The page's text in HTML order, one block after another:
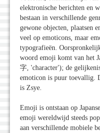
elektronische berichten en
bestaan in verschillende
gewone objecten, plaatsen
veel op emoticons, maar
typografieën.
woord emoji komt van het
字, 'character'); de
emoticon is puur toevallig.
is Zsye.
Emoji is ontstaan op
emoji wereldwijd steeds
aan verschillende mobiele